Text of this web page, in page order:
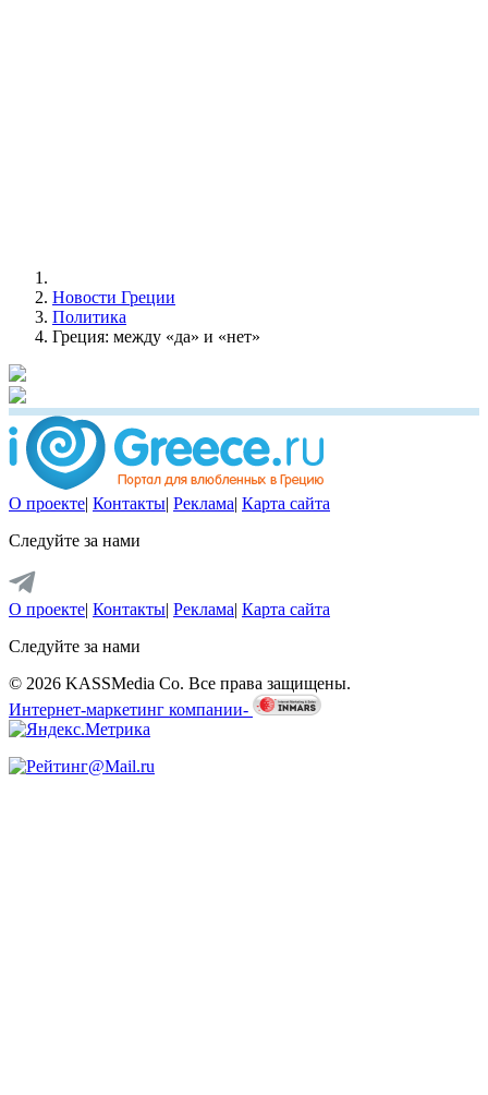
Новости Греции
Политика
Греция: между «да» и «нет»
О проекте| Контакты| Реклама| Карта сайта
Следуйте за нами
О проекте| Контакты| Реклама| Карта сайта
Следуйте за нами
© 2026 KASSMedia Co. Все права защищены.
Интернет-маркетинг компании-